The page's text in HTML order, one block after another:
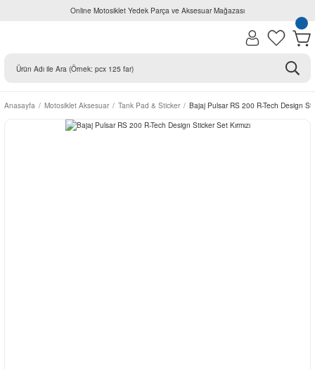
Online Motosiklet Yedek Parça ve Aksesuar Mağazası
Anasayfa Motosiklet Aksesuar Tank Pad & Sticker Bajaj Pulsar RS 200 R-Tech Design